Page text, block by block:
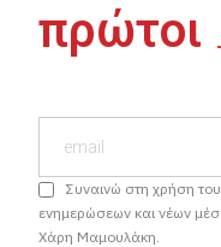
πρώτοι
Συναινώ στη χρήση
ενημερώσεων και νέων
Χάρη Μαμουλάκη.